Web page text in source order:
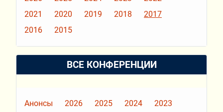
2021
2020 2019 2018
2017
2016
2015
ВСЕ КОНФЕРЕНЦИИ
Анонсы 2026 2025 2024
2023